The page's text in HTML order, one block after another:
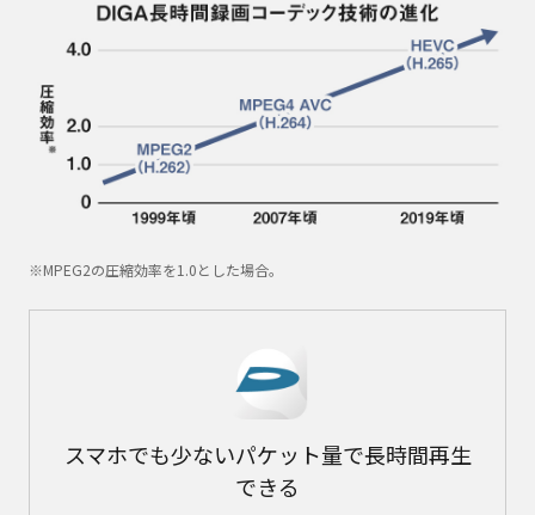
※MPEG2の圧縮効率を1.0とした場合。
スマホでも少ないパケット量で長時間再生
できる